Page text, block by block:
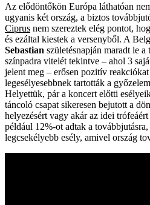
Az elődöntőkön Európa láthatóan
ugyanis két ország, a biztos
Ciprus nem szereztek elég pontot,
és ezáltal kiestek a versenyből. A
Sebastian születésnapján maradt le
színpadra vitelét tekintve – ahol 3
jelent meg – erősen pozitív
legesélyesebbnek tartották a
Helyettük, pár a koncert előtti
táncoló csapat sikeresen bejutott a
helyezésért vagy akár az idei
például 12%-ot adtak a
legcsekélyebb esély, amivel ország